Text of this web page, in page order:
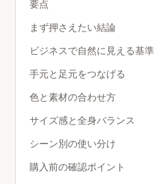
要点
まず押さえたい結論
ビジネスで自然に見える基準
手元と足元をつなげる
色と素材の合わせ方
サイズ感と全身バランス
シーン別の使い分け
購入前の確認ポイント